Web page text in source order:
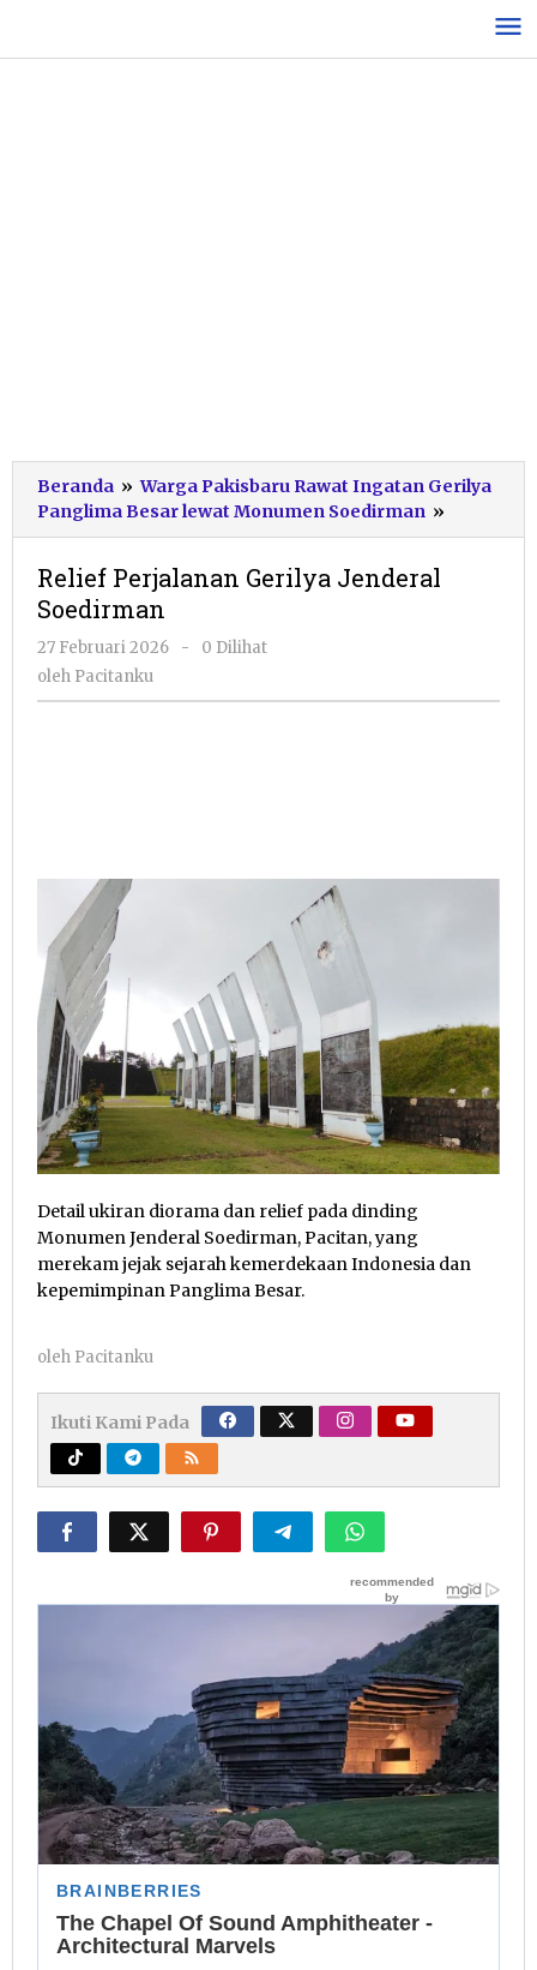
konten
Beranda » Warga Pakisbaru Rawat Ingatan Gerilya
Panglima Besar lewat Monumen Soedirman »
Relief Perjalanan Gerilya Jenderal
Soedirman
27 Februari 2026
oleh
-
0 Dilihat
oleh Pacitanku
Detail ukiran diorama dan relief pada dinding
Monumen Jenderal Soedirman, Pacitan, yang
merekam jejak sejarah kemerdekaan Indonesia dan
kepemimpinan Panglima Besar.
oleh Pacitanku
Ikuti Kami Pada